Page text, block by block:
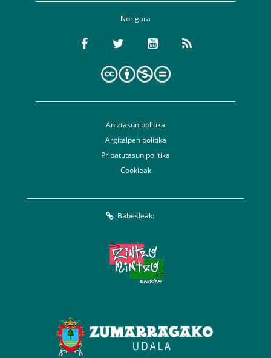
Nor gara
Aniztasun politika
Argitalpen politika
Pribatutasun politika
Cookieak
Babesleak: